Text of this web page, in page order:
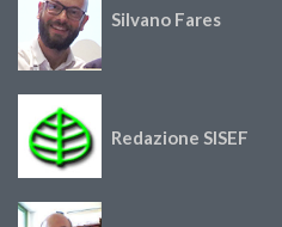
Silvano Fares
Redazione SISEF